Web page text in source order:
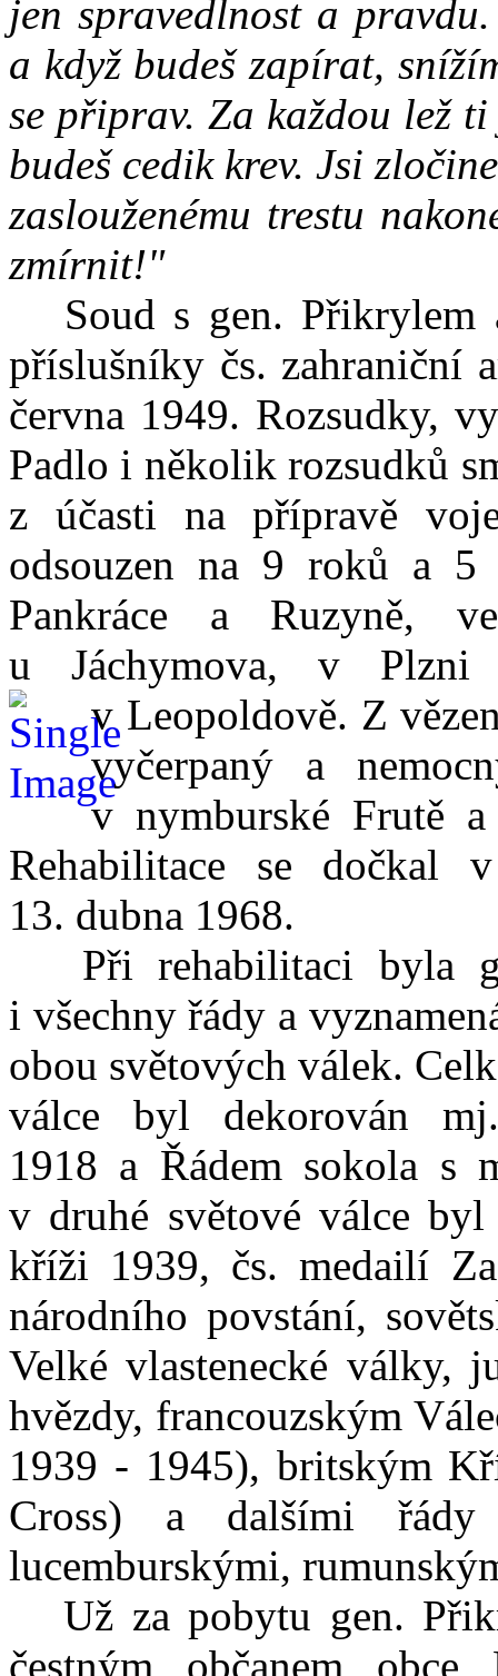
jen spravedlnost a
a když budeš zapírat,
se připrav. Za každou lež
budeš cedik krev. Jsi
zaslouženému trestu
zmírnit!"
Soud s gen. Přikrylem
příslušníky čs. zahraniční
června 1949. Rozsudky,
Padlo i několik rozsudků
z účasti na přípravě
odsouzen na 9 roků a
Pankráce a Ruzyně,
u Jáchymova, v
v Leopoldově. Z
vyčerpaný a
v nymburské Frutě
Rehabilitace se dočkal
13. dubna 1968.
Při rehabilitaci byla
i všechny řády a
obou světových válek.
válce byl dekorován
1918 a Řádem sokola s
v druhé světové válce
kříži 1939, čs. medailí Za
národního povstání,
Velké vlastenecké války,
hvězdy, francouzským
1939 - 1945), britským
Cross) a dalšími řády
lucemburskými,
Už za pobytu gen.
čestným občanem